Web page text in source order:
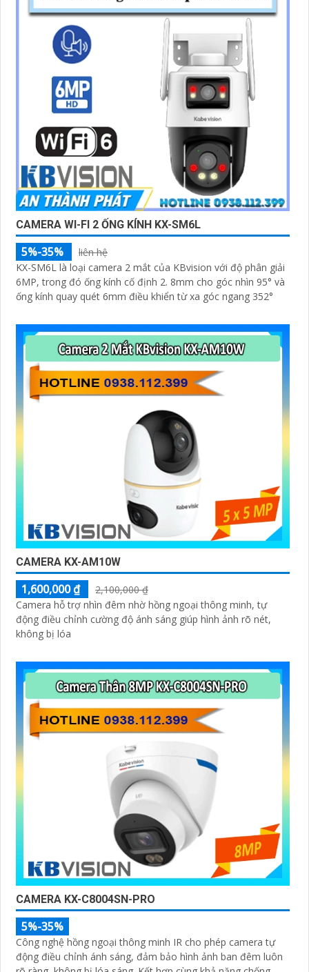
CAMERA WI-FI 2 ỐNG KÍNH KX-SM6L
5%-35%
liên hệ
KX-SM6L là loại camera 2 mắt của KBvision với độ phân giải
6MP, trong đó ống kính cố định 2. 8mm cho góc nhìn 95° và
ống kính quay quét 6mm điều khiển từ xa góc ngang 352°
CAMERA KX-AM10W
1,600,000 ₫
2,100,000 ₫
Camera hỗ trợ nhìn đêm nhờ hồng ngoại thông minh, tự
động điều chỉnh cường độ ánh sáng giúp hình ảnh rõ nét,
không bị lóa
CAMERA KX-C8004SN-PRO
5%-35%
Công nghệ hồng ngoại thông minh IR cho phép camera tự
động điều chỉnh ánh sáng, đảm bảo hình ảnh ban đêm luôn